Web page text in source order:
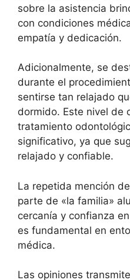
sobre la asistencia
con condiciones
empatía y dedicación.
Adicionalmente, se
durante el
sentirse tan relajado
dormido. Este nivel de
tratamiento
significativo, ya que
relajado y confiable.
La repetida mención
parte de «la familia»
cercanía y confianza
es fundamental en
médica.
Las opiniones